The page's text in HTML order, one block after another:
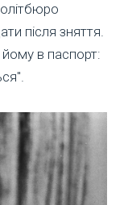
після зняття.
в паспорт: